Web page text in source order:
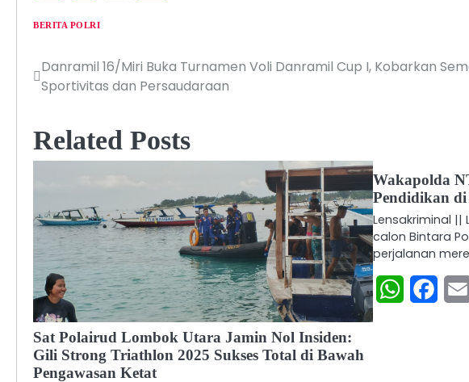
BERITA POLRI
Navigasi
pos
Danramil 16/Miri Buka Turnamen Voli Danramil Cup I, Kobarkan
Sportivitas dan Persaudaraan
Related Posts
Sat Polairud Lombok Utara Jamin Nol Insiden:
Gili Strong Triathlon 2025 Sukses Total di Bawah
Pengawasan Ketat
Wakapolda
Pendidikan di
Lensakriminal ||
calon Bintara
perjalanan
WhatsApp